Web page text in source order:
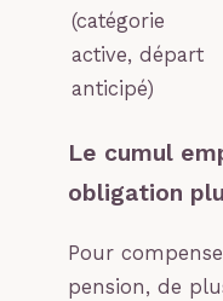
(catégorie
active, départ
anticipé)
Le cumul
obligation
Pour
pension, de